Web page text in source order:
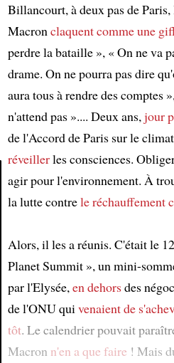
Article
Billancourt, à deux pas de
Macronclaquent comme une
perdre la bataille », « On ne va
drame. On ne pourra pas dire
aura tous à rendre des comptes
n'attend pas ».... Deux ans,jour
de l'Accord de Paris sur le
réveillerles consciences.
agir pour l'environnement. À
la lutte contrele réchauffement
Alors, il les a réunis. C'était le
Planet Summit », un mini-
par l'Elysée,en dehorsdes
de l'ONU quivenaient de
tôt. Le calendrier pouvait
Macron n'en a que faire ! Mais